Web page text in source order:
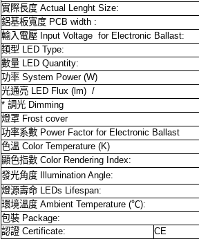
實際長度Actual Lenght Size:
鋁基板寬度PCB width :
輸入電壓Input Voltage for Electronic Ballast:
類型 LED Type:
數量LED Quantity:
功率System Power (W)
光通亮LED Flux (lm) /
* 調光Dimming
燈罩Frost cover
功率系數Power Factor for Electronic Ballast
色溫 Color Temperature (K)
顯色指數Color Rendering Index:
發光角度Illumination Angle:
燈源壽命LEDs Lifespan:
環境溫度Ambient Temperature (℃):
包裝Package:
認證Certificate: CE